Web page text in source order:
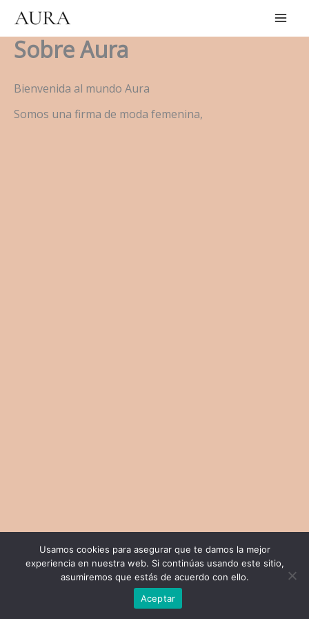
contenido
Sobre Aura
Bienvenida al mundo Aura
Somos una firma de moda femenina,
Todos los derechos © 2026 | Funciona gracias a
Usamos cookies para asegurar que te damos la mejor
experiencia en nuestra web. Si continúas usando este sitio,
asumiremos que estás de acuerdo con ello.
Aceptar